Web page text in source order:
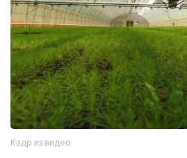
Кадр из видео